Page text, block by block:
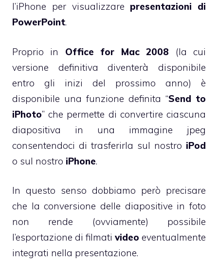
l’iPhone per visualizzare presentazioni di
PowerPoint.
Proprio in Office for Mac 2008 (la cui
versione definitiva diventerà disponibile
entro gli inizi del prossimo anno) è
disponibile una funzione definita “Send to
iPhoto” che permette di convertire ciascuna
diapositiva in una immagine jpeg
consentendoci di trasferirla sul nostro iPod
o sul nostro iPhone.
In questo senso dobbiamo però precisare
che la conversione delle diapositive in foto
non rende (ovviamente) possibile
l’esportazione di filmati video eventualmente
integrati nella presentazione.